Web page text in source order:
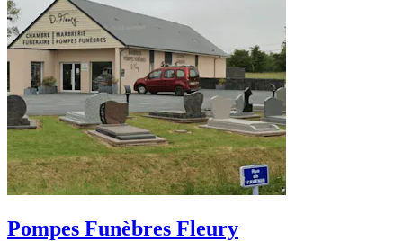
Pompes Funèbres Fleury